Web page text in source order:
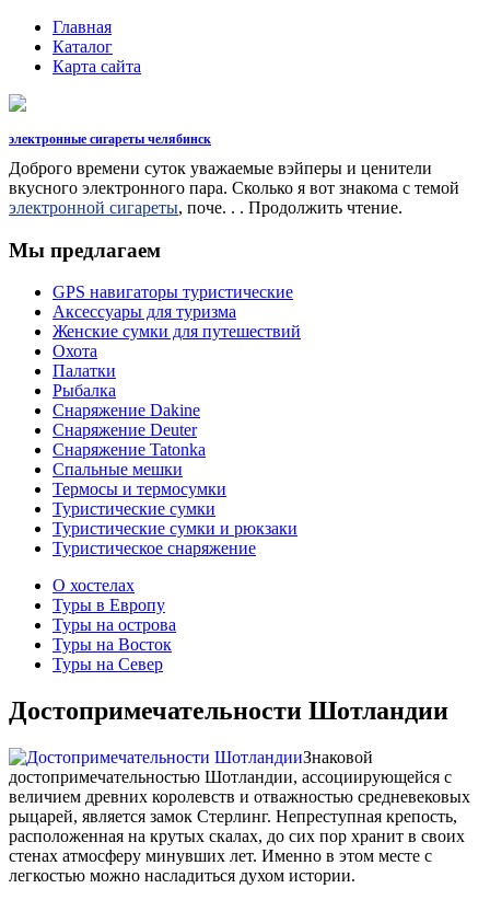
Главная
Каталог
Карта сайта
электронные сигареты челябинск
Доброго времени суток уважаемые вэйперы и ценители
вкусного электронного пара. Сколько я вот знакома с темой
электронной сигареты, поче. . . Продолжить чтение.
Мы предлагаем
GPS навигаторы туристические
Аксессуары для туризма
Женские сумки для путешествий
Охота
Палатки
Рыбалка
Снаряжение Dakine
Снаряжение Deuter
Снаряжение Tatonka
Спальные мешки
Термосы и термосумки
Туристические сумки
Туристические сумки и рюкзаки
Туристическое снаряжение
О хостелах
Туры в Европу
Туры на острова
Туры на Восток
Туры на Север
Достопримечательности Шотландии
Знаковой
достопримечательностью Шотландии, ассоциирующейся с
величием древних королевств и отважностью средневековых
рыцарей, является замок Стерлинг. Непреступная крепость,
расположенная на крутых скалах, до сих пор хранит в своих
стенах атмосферу минувших лет. Именно в этом месте с
легкостью можно насладиться духом истории.